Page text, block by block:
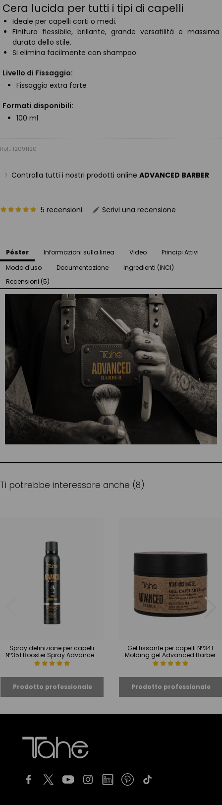
Cera lucida per tutti i tipi di capelli
Ideale per capelli corti o medi.
Finitura flessibile, brillante, grande versatilità e massima
durata dello stile.
Si elimina facilmente con shampoo.
Livello di Fissaggio:
Fissaggio extra forte
Formati disponibili:
100 ml
Ref.: 12091120
Controlla tutti i nostri prodotti online ADVANCED BARBER
5 recensioni Scrivi una recensione
Póster Informazioni sulla linea Video
Principi Attivi
Modo d'uso
Documentazione
Ingredienti (INCI)
Recensioni (5)
Ti potrebbe interessare anche (8)
Spray definizione per capelli
Nº351 Booster Spray Advanced
Barber
Gel fissante per capelli Nº341
Molding gel Advanced Barber